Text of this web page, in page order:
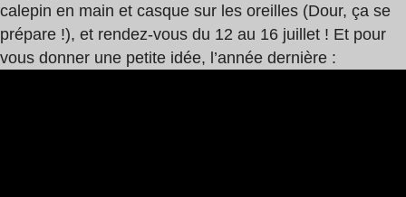
calepin en main et casque sur les oreilles (Dour, ça se
prépare !), et rendez-vous du 12 au 16 juillet ! Et pour
vous donner une petite idée, l’année dernière :